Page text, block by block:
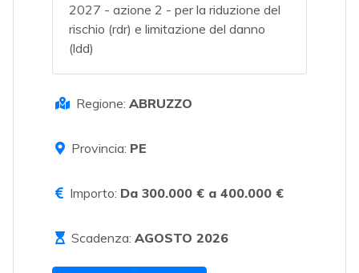
2027 - azione 2 - per la riduzione del
rischio (rdr) e limitazione del danno
(ldd)
Regione: ABRUZZO
Provincia: PE
Importo: Da 300.000 € a 400.000 €
Scadenza: AGOSTO 2026